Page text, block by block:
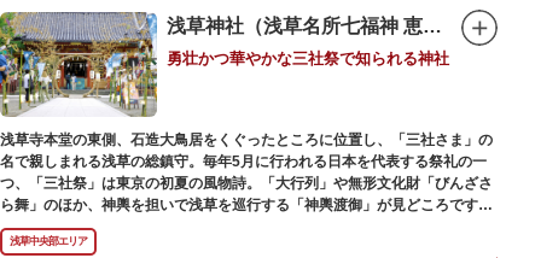
ます。日没から23時頃までは雷門や浅草寺がライトアップされ、昼間とは違
った荘厳な雰囲気に包まれます。
何度も焼失と再建を繰り返し、現在の雷門は1960年に松下電器産業（現パナ
ソニック）の松下幸之助氏の寄進により再建されたものです。
浅草神社（浅草名所七福神 恵比須）
勇壮かつ華やかな三社祭で知られる神社
浅草寺本堂の東側、石造大鳥居をくぐったところに位置し、「三社さま」の
名で親しまれる浅草の総鎮守。毎年5月に行われる日本を代表する祭礼の一
つ、「三社祭」は東京の初夏の風物詩。「大行列」や無形文化財「びんざさ
ら舞」のほか、神輿を担いで浅草を巡行する「神輿渡御」が見どころです。
町を練り歩く担ぎ手たちの威勢良い掛け声が響き渡り、浅草の町がまつり一
色に染まります。
浅草中央部エリア